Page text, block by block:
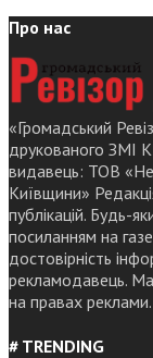
Про нас
«Громадський
друкованого ЗМІ
видавець: ТОВ
Київщини»
публікацій. Будь-
посиланням на
достовірність
рекламодавець.
на правах реклами.
# TRENDING